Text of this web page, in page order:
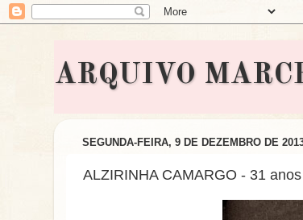
ARQUIVO
SEGUNDA-FEIRA, 9 DE DEZEMBRO DE
ALZIRINHA CAMARGO - 31